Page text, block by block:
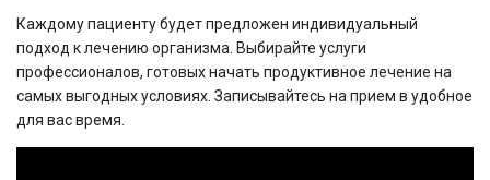
Каждому пациенту будет предложен индивидуальный
подход к лечению организма. Выбирайте услуги
профессионалов, готовых начать продуктивное лечение на
самых выгодных условиях. Записывайтесь на прием в удобное
для вас время.